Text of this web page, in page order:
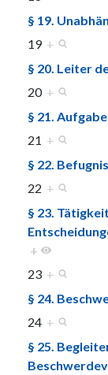
§ 19.
19 +
§ 20. Leiter
20 +
§ 21.
21 +
§ 22.
22 +
§ 23.
+
23 +
§ 24.
24 +
§ 25.